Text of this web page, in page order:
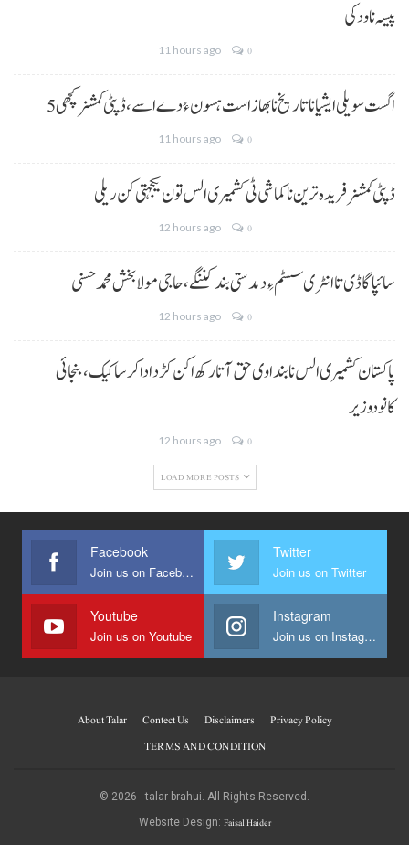
پیسہ نا ودکی
11 hours ago 0
5 اگست سویلی ایشیا نا تاریخ نا بھاز است ہسون ءُ دے اسے،ڈپٹی کمشنر کچھی
11 hours ago 0
ڈپٹی کمشنر فریدہ ترین نا کماشی ٹی کشمیری الس تون یکجہتی کن ریلی
12 hours ago 0
سائپا گاڈی تا انٹری سسٹم ءِ دمدستی بند کننگے، حاجی مولا بخش محمد حسنی
12 hours ago 0
پاکستان کشمیری الس نا بنداوی حق آتا رکھ اکن کڑد ادا کرسا کیک ،بنجائی
کانودوزیر
12 hours ago 0
LOAD MORE POSTS
Facebook
Join us on Facebook
Twitter
Join us on Twitter
Youtube
Join us on Youtube
Instagram
Join us on Instagram
About Talar Contect Us Disclaimers
Privacy Policy
TERMS AND CONDITION
© 2026 - talar brahui. All Rights Reserved.
Website Design: Faisal Haider